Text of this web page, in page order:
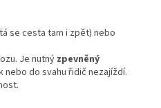
se cesta tam i zpět) nebo
Je nutnýzpevněný
do svahu řidič nezajíždí.